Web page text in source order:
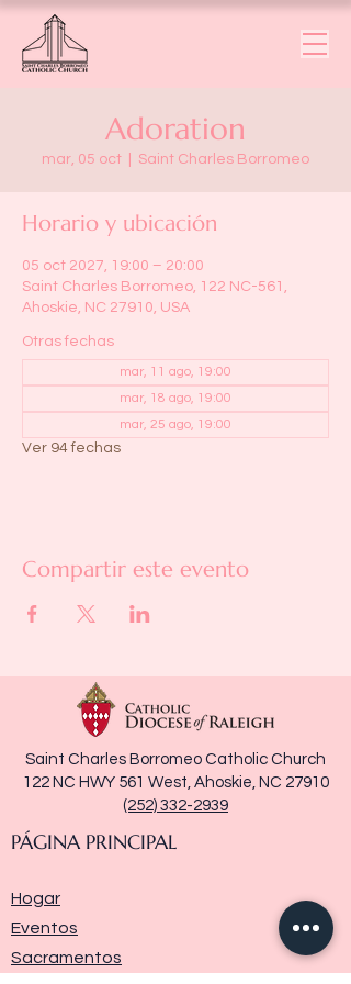
Adoration
mar, 05 oct Saint Charles Borromeo
Horario y ubicación
05 oct 2027, 19:00 – 20:00
Saint Charles Borromeo, 122 NC-561,
Ahoskie, NC 27910, USA
Otras fechas
mar, 11 ago, 19:00
mar, 18 ago, 19:00
mar, 25 ago, 19:00
Ver 94 fechas
Compartir este evento
Saint Charles Borromeo Catholic Church
122 NC HWY 561 West, Ahoskie, NC 27910
(252) 332-2939
PÁGINA PRINCIPAL
Hogar
Eventos
Sacramentos